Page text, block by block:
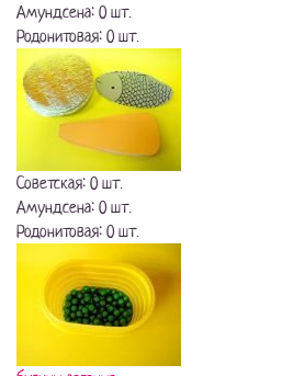
Амундсена: 0 шт.
Родонитовая: 0 шт.
Советская: 0 шт.
Амундсена: 0 шт.
Родонитовая: 0 шт.